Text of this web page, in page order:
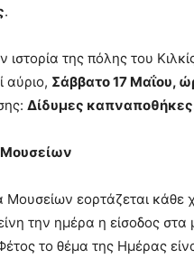
.
ιστορία της πόλης του
αύριο, Σάββατο 17 Μαΐου,
Δίδυμες
εορτάζεται κάθε
την ημέρα η είσοδος στα
το θέμα της Ημέρας